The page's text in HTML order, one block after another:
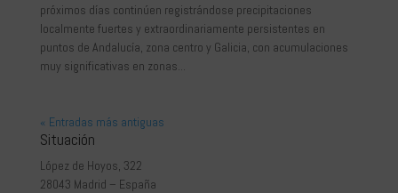
próximos días continúen registrándose precipitaciones
localmente fuertes y extraordinariamente persistentes en
puntos de Andalucía, zona centro y Galicia, con acumulaciones
muy significativas en zonas...
« Entradas más antiguas
Situación
López de Hoyos, 322
28043 Madrid – España